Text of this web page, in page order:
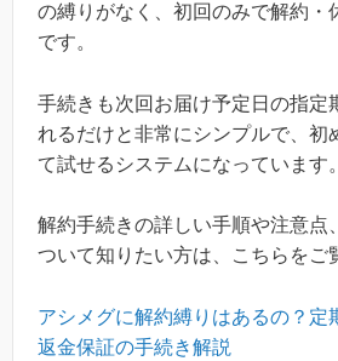
の縛りがなく、初回のみで解約・
です。
手続きも次回お届け予定日の指定
れるだけと非常にシンプルで、初
て試せるシステムになっています。
解約手続きの詳しい手順や注意点
ついて知りたい方は、こちらをご
アシメグに解約縛りはあるの？定
返金保証の手続き解説